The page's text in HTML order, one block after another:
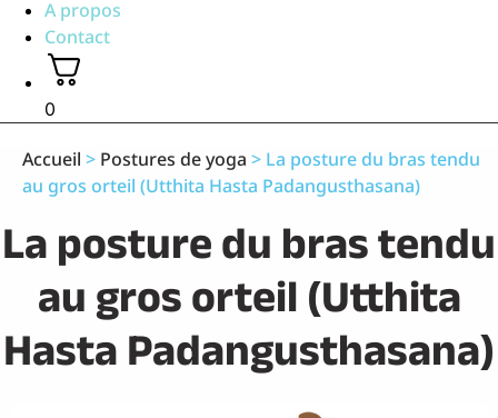
A propos
Contact
0
Accueil > Postures de yoga > La posture du bras tendu
au gros orteil (Utthita Hasta Padangusthasana)
La posture du bras tendu
au gros orteil (Utthita
Hasta Padangusthasana)